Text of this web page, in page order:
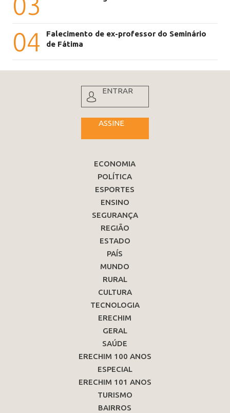
04
Falecimento de ex-professor do Seminário
de Fátima
ENTRAR
ASSINE
ECONOMIA
POLÍTICA
ESPORTES
ENSINO
SEGURANÇA
REGIÃO
ESTADO
PAÍS
MUNDO
RURAL
CULTURA
TECNOLOGIA
ERECHIM
GERAL
SAÚDE
ERECHIM 100 ANOS
ESPECIAL
ERECHIM 101 ANOS
TURISMO
BAIRROS